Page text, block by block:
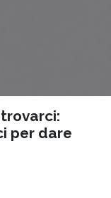
per dare